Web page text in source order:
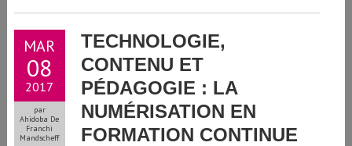
MAR
08
2017
par
Ahidoba De
Franchi
Mandscheff
TECHNOLOGIE,
CONTENU ET
PÉDAGOGIE : LA
NUMÉRISATION EN
FORMATION CONTINUE